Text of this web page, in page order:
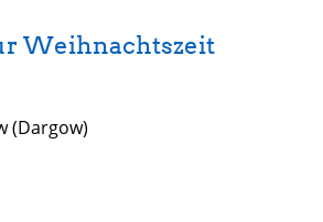
Weihnachtszeit
(Dargow)